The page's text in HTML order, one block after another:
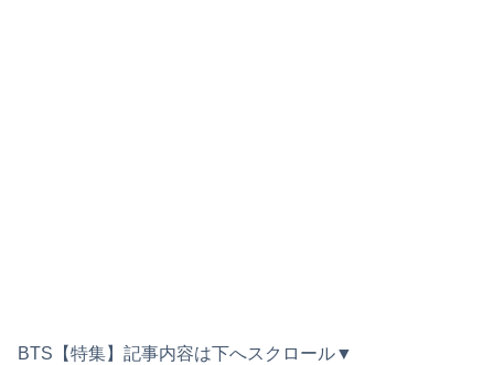
BTS【特集】記事内容は下へスクロール▼